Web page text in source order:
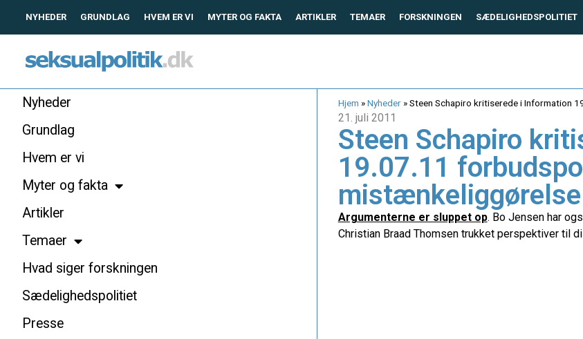
NYHEDER GRUNDLAG HVEM ER VI MYTER OG FAKTA ARTIKLER TEMAER FORSKNINGEN SÆDELIGHEDSPOLITIET
Nyheder
Grundlag
Hvem er vi
Myter og fakta
Artikler
Temaer
Hvad siger forskningen
Sædelighedspolitiet
Presse
Hjem »Nyheder»Steen Schapiro kritiserede i Information
21. juli 2011
Steen Schapiro
19.07.11
Argumenterne er sluppet op. Bo Jensen har
Christian Braad Thomsen trukket perspektiver til